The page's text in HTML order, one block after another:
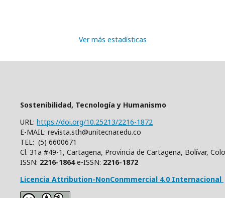
Ver más estadísticas
Sostenibilidad, Tecnología y Humanismo
URL: https://doi.org/10.25213/2216-1872
E-MAIL: revista.sth@unitecnar.edu.co
TEL: (5) 6600671
Cl. 31a #49-1, Cartagena, Provincia de Cartagena, Bolívar,
ISSN: 2216-1864e-ISSN: 2216-1872
Licencia Attribution-NonConmmercial 4.0 Internacional